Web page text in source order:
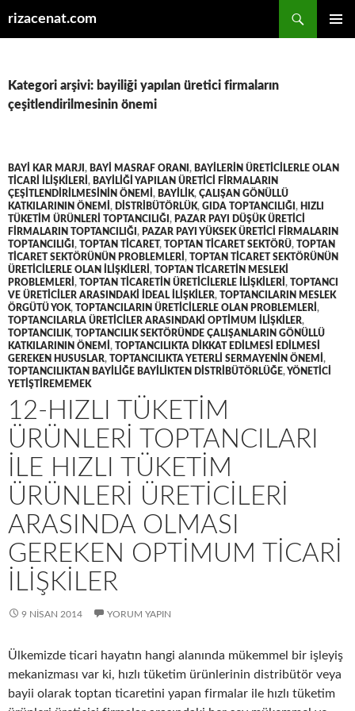
rizacenat.com
Kategori arşivi: bayiliği yapılan üretici firmaların
çeşitlendirilmesinin önemi
BAYI KAR MARJI , BAYI MASRAF ORANI , BAYILERIN ÜRETICILERLE OLAN
TICARI ILIŞKILERI , BAYILIĞI YAPILAN ÜRETICI FIRMALARIN
ÇEŞITLENDIRILMESININ ÖNEMI , BAYILIK, ÇALIŞAN GÖNÜLLÜ
KATKILARININ ÖNEMI , DISTRIBÜTÖRLÜK, GIDA TOPTANCILIĞI , HIZLI
TÜKETIM ÜRÜNLERI TOPTANCILIĞI , PAZAR PAYI DÜŞÜK ÜRETICI
FIRMALARIN TOPTANCILIĞI , PAZAR PAYI YÜKSEK ÜRETICI FIRMALARIN
TOPTANCILIĞI , TOPTAN TICARET, TOPTAN TICARET SEKTÖRÜ, TOPTAN
TICARET SEKTÖRÜNÜN PROBLEMLERI , TOPTAN TICARET SEKTÖRÜNÜN
ÜRETICILERLE OLAN ILIŞKILERI , TOPTAN TICARETIN MESLEKI
PROBLEMLERI , TOPTAN TICARETIN ÜRETICILERLE ILIŞKILERI , TOPTANCI
VE ÜRETICILER ARASINDAKI IDEAL ILIŞKILER, TOPTANCILARIN MESLEK
ÖRGÜTÜ YOK, TOPTANCILARIN ÜRETICILERLE OLAN PROBLEMLERI ,
TOPTANCILARLA ÜRETICILER ARASINDAKI OPTIMUM ILIŞKILER,
TOPTANCILIK, TOPTANCILIK SEKTÖRÜNDE ÇALIŞANLARIN GÖNÜLLÜ
KATKILARININ ÖNEMI , TOPTANCILIKTA DIKKAT EDILMESI EDILMESI
GEREKEN HUSUSLAR, TOPTANCILIKTA YETERLI SERMAYENIN ÖNEMI ,
TOPTANCILIKTAN BAYILIĞE BAYILIKTEN DISTRIBÜTÖRLÜĞE,YÖNETICI
YETIŞTIREMEMEK
12-HIZLI TÜKETIM
ÜRÜNLERI TOPTANCILARI
ILE HIZLI TÜKETIM
ÜRÜNLERI ÜRETICILERI
ARASINDA OLMASI
GEREKEN OPTIMUM TICARI
ILIŞKILER
9 NISAN 2014 YORUM YAPIN
Ülkemizde ticari hayatın hangi alanında mükemmel bir işleyiş
mekanizması var ki, hızlı tüketim ürünlerinin distribütör veya
bayii olarak toptan ticaretini yapan firmalar ile hızlı tüketim